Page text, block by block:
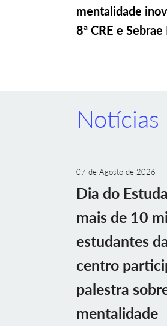
mentalidade
8ª CRE e Sebrae
Notícias
07 de Agosto de 2026
Dia do
mais de 10
estudantes
centro
palestra
mentalidade